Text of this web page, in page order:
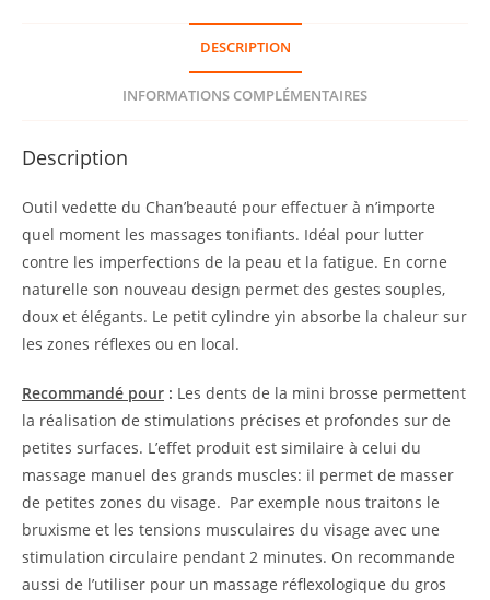
DESCRIPTION
INFORMATIONS COMPLÉMENTAIRES
Description
Outil vedette du Chan’beauté pour effectuer à n’importe
quel moment les massages tonifiants. Idéal pour lutter
contre les imperfections de la peau et la fatigue. En corne
naturelle son nouveau design permet des gestes souples,
doux et élégants. Le petit cylindre yin absorbe la chaleur sur
les zones réflexes ou en local.
Recommandé pour : Les dents de la mini brosse permettent
la réalisation de stimulations précises et profondes sur de
petites surfaces. L’effet produit est similaire à celui du
massage manuel des grands muscles: il permet de masser
de petites zones du visage. Par exemple nous traitons le
bruxisme et les tensions musculaires du visage avec une
stimulation circulaire pendant 2 minutes. On recommande
aussi de l’utiliser pour un massage réflexologique du gros